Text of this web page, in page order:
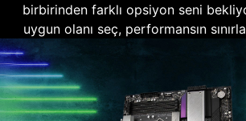
birbirinden farklı opsiyon seni
uygun olanı seç, performansın